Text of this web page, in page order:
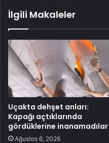
İlgili Makaleler
Uçakta dehşet anları:
Kapağı açtıklarında
gördüklerine inanamadılar
Ağustos 6, 2026